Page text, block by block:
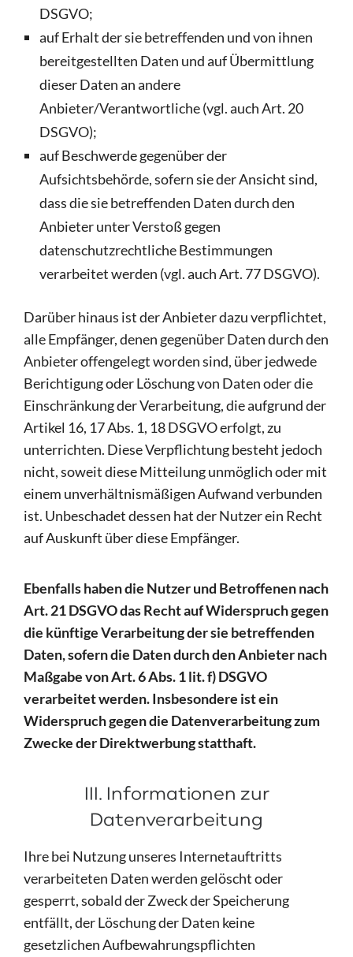
DSGVO;
auf Erhalt der sie betreffenden und von ihnen
bereitgestellten Daten und auf Übermittlung
dieser Daten an andere
Anbieter/Verantwortliche (vgl. auch Art. 20
DSGVO);
auf Beschwerde gegenüber der
Aufsichtsbehörde, sofern sie der Ansicht sind,
dass die sie betreffenden Daten durch den
Anbieter unter Verstoß gegen
datenschutzrechtliche Bestimmungen
verarbeitet werden (vgl. auch Art. 77 DSGVO).
Darüber hinaus ist der Anbieter dazu verpflichtet,
alle Empfänger, denen gegenüber Daten durch den
Anbieter offengelegt worden sind, über jedwede
Berichtigung oder Löschung von Daten oder die
Einschränkung der Verarbeitung, die aufgrund der
Artikel 16, 17 Abs. 1, 18 DSGVO erfolgt, zu
unterrichten. Diese Verpflichtung besteht jedoch
nicht, soweit diese Mitteilung unmöglich oder mit
einem unverhältnismäßigen Aufwand verbunden
ist. Unbeschadet dessen hat der Nutzer ein Recht
auf Auskunft über diese Empfänger.
Ebenfalls haben die Nutzer und Betroffenen nach
Art. 21 DSGVO das Recht auf Widerspruch gegen
die künftige Verarbeitung der sie betreffenden
Daten, sofern die Daten durch den Anbieter nach
Maßgabe von Art. 6 Abs. 1 lit. f) DSGVO
verarbeitet werden. Insbesondere ist ein
Widerspruch gegen die Datenverarbeitung zum
Zwecke der Direktwerbung statthaft.
III. Informationen zur
Datenverarbeitung
Ihre bei Nutzung unseres Internetauftritts
verarbeiteten Daten werden gelöscht oder
gesperrt, sobald der Zweck der Speicherung
entfällt, der Löschung der Daten keine
gesetzlichen Aufbewahrungspflichten